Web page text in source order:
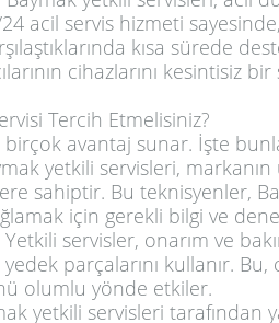
acil servis hizmeti
kısa sürede
cihazlarını kesintisiz
Tercih Etmelisiniz?
avantaj sunar. İşte
yetkili servisleri,
sahiptir. Bu teknisyenler,
için gerekli bilgi ve
Yetkili servisler, onarım ve
parçalarını kullanır. Bu,
olumlu yönde etkiler.
yetkili servisleri tarafından